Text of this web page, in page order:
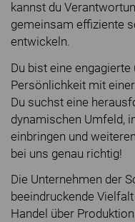
kannst du
gemeinsam effiziente
entwickeln.
Du bist eine
Persönlichkeit mit
Du suchst eine
dynamischen Umfeld,
einbringen und
bei uns genau richtig!
Die Unternehmen der
beeindruckende
Handel über